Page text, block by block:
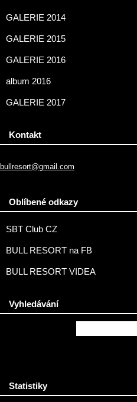
GALERIE 2014
GALERIE 2015
GALERIE 2016
album 2016
GALERIE 2017
Kontakt
bullresort@gmail.com
Oblíbené odkazy
SBT Club CZ
BULL RESORT na FB
BULL RESORT VIDEA
Vyhledávání
Statistiky